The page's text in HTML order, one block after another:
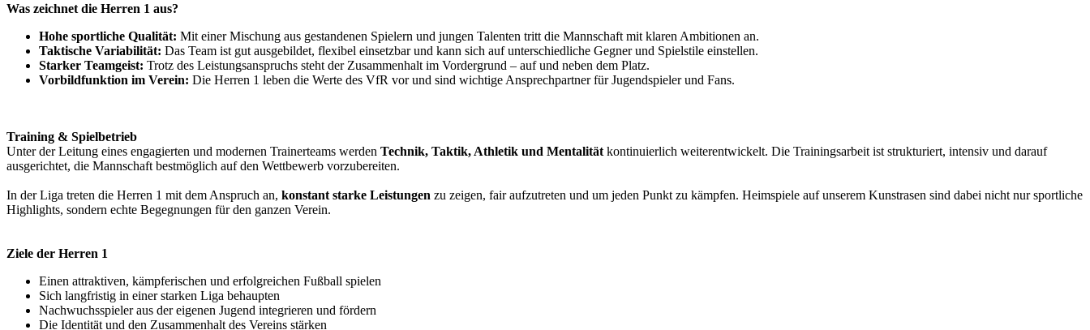
Was zeichnet die Herren 1 aus?
Hohe sportliche Qualität: Mit einer Mischung aus gestandenen Spielern und jungen Talenten tritt die Mannschaft mit klaren Ambitionen an.
Taktische Variabilität: Das Team ist gut ausgebildet, flexibel einsetzbar und kann sich auf unterschiedliche Gegner und Spielstile einstellen.
Starker Teamgeist: Trotz des Leistungsanspruchs steht der Zusammenhalt im Vordergrund – auf und neben dem Platz.
Vorbildfunktion im Verein: Die Herren 1 leben die Werte des VfR vor und sind wichtige Ansprechpartner für Jugendspieler und Fans.
Training & Spielbetrieb
Unter der Leitung eines engagierten und modernen Trainerteams werden Technik, Taktik, Athletik und Mentalität kontinuierlich weiterentwickelt. Die Trainingsarbeit ist strukturiert, intensiv und darauf
ausgerichtet, die Mannschaft bestmöglich auf den Wettbewerb vorzubereiten.
In der Liga treten die Herren 1 mit dem Anspruch an, konstant starke Leistungen zu zeigen, fair aufzutreten und um jeden Punkt zu kämpfen. Heimspiele auf unserem Kunstrasen sind dabei nicht nur sportliche
Highlights, sondern echte Begegnungen für den ganzen Verein.
Ziele der Herren 1
Einen attraktiven, kämpferischen und erfolgreichen Fußball spielen
Sich langfristig in einer starken Liga behaupten
Nachwuchsspieler aus der eigenen Jugend integrieren und fördern
Die Identität und den Zusammenhalt des Vereins stärken